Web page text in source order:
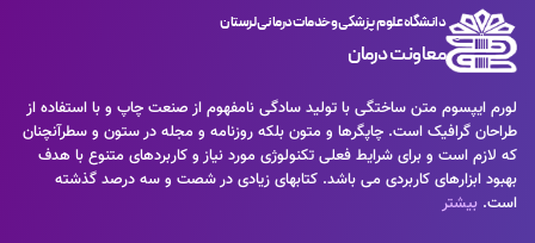
دانشگاه علوم پزشکی و خدمات درمانی لرستان
معاونت درمان
لورم ایپسوم متن ساختگی با تولید سادگی نامفهوم از صنعت چاپ و با استفاده از
طراحان گرافیک است. چاپگرها و متون بلکه روزنامه و مجله در ستون و سطرآنچنان
که لازم است و برای شرایط فعلی تکنولوژی مورد نیاز و کاربردهای متنوع با هدف
بهبود ابزارهای کاربردی می باشد. کتابهای زیادی در شصت و سه درصد گذشته
است. بیشتر